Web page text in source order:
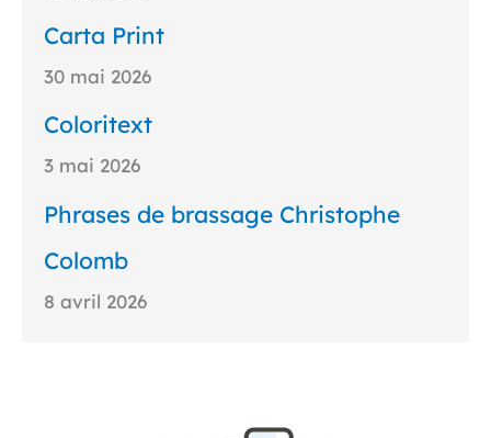
Carta Print
30 mai 2026
Coloritext
3 mai 2026
Phrases de brassage Christophe
Colomb
8 avril 2026